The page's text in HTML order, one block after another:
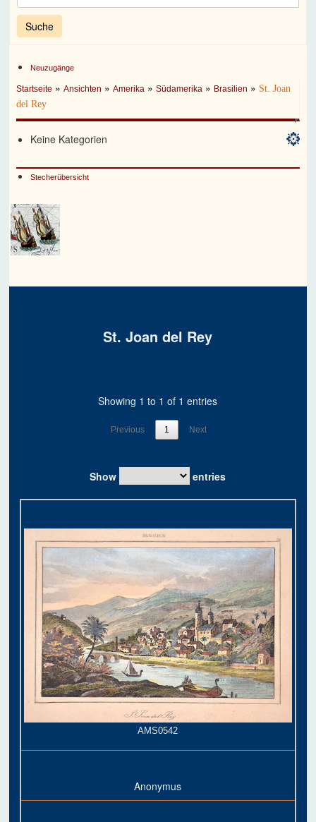
Neuzugänge
Startseite »Ansichten »Amerika »Südamerika » Brasilien » St. Joan
del Rey
Keine Kategorien
Stecherübersicht
St. Joan del Rey
Show entries
Showing 1 to 1 of 1 entries
Previous 1 Next
AMS0542
Anonymus